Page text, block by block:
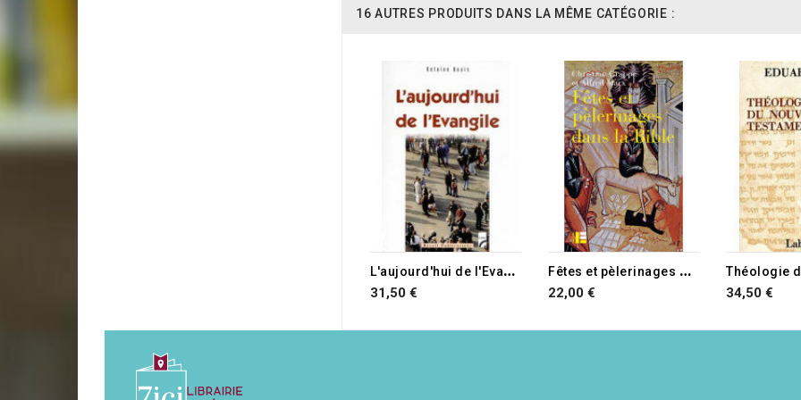
16 AUTRES PRODUITS DANS LA MÊME CATÉGORIE :
L
'aujourd'hui de l'Evangile
31,50 €
F
êtes et pèlerinages dans la Bible
22,00 €
RUPTURE
34,50 €